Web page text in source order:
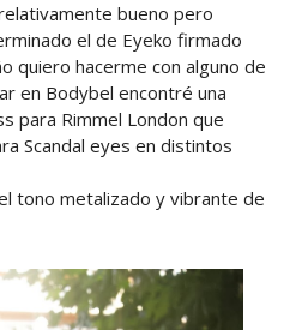
bueno pero
el de Eyeko firmado
quiero hacerme con alguno de
en Bodybel encontré una
para Rimmel London que
Scandal eyes en distintos
tono metalizado y vibrante de